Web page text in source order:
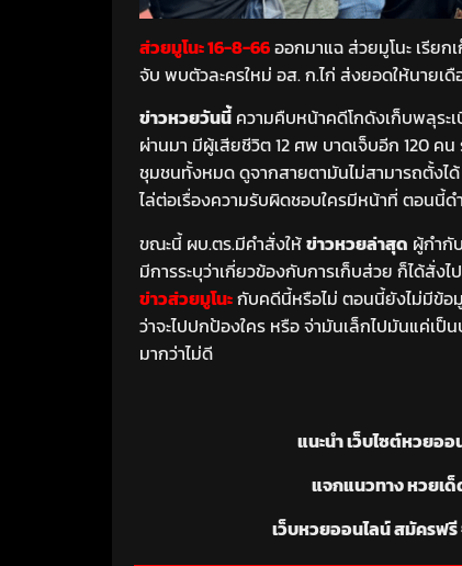
ส่วยมูโนะ 16-8-66ออกมาแฉ ส่วยมูโนะ เรีย
จับ พบตัวละครใหม่ อส. ก.ไก่ ส่งยอดให้นายเ
ข่าวหวยวันนี้ความคืบหน้าคดีโกดังเก็บพลุระเ
ผ่านมา มีผู้เสียชีวิต 12 ศพ บาดเจ็บอีก 120
ชุมชนทั้งหมด ดูจากสายตามันไม่สามารถตั้งไ
ไล่ต่อเรื่องความรับผิดชอบใครมีหน้าที่ ตอนนี้
ขณะนี้ ผบ.ตร.มีคำสั่งให้ข่าวหวยล่าสุด ผู้กำกั
มีการระบุว่าเกี่ยวข้องกับการเก็บส่วย ก็ได้สั่
ข่าวส่วยมูโนะกับคดีนี้หรือไม่ ตอนนี้ยังไม่มีข้อ
ว่าจะไปปกป้องใคร หรือ จ่ามันเล็กไปมันแค่
มากว่าไม่ดี
แนะนำ เว็บไซต์หวยอ
แจกแนวทาง หวยเด็
เว็บหวยออนไลน์ สมัครฟรี